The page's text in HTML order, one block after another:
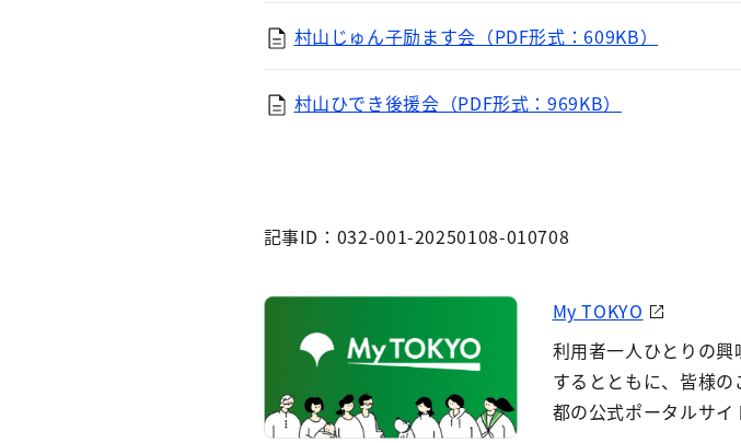
村山じゅん子励ます会（PDF形式：609KB）
村山ひでき後援会（PDF形式：969KB）
記事ID：032-001-20250108-010708
My TOKYO
利用者一人ひとりの
するとともに、皆様
都の公式ポータルサイ